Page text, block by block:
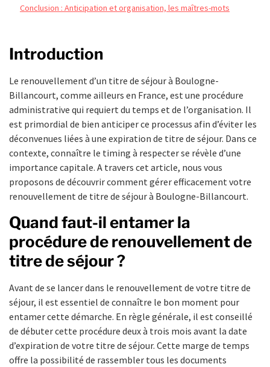
Conclusion : Anticipation et organisation, les maîtres-mots
Introduction
Le renouvellement d’un titre de séjour à Boulogne-
Billancourt, comme ailleurs en France, est une procédure
administrative qui requiert du temps et de l’organisation. Il
est primordial de bien anticiper ce processus afin d’éviter les
déconvenues liées à une expiration de titre de séjour. Dans ce
contexte, connaître le timing à respecter se révèle d’une
importance capitale. A travers cet article, nous vous
proposons de découvrir comment gérer efficacement votre
renouvellement de titre de séjour à Boulogne-Billancourt.
Quand faut-il entamer la
procédure de renouvellement de
titre de séjour ?
Avant de se lancer dans le renouvellement de votre titre de
séjour, il est essentiel de connaître le bon moment pour
entamer cette démarche. En règle générale, il est conseillé
de débuter cette procédure deux à trois mois avant la date
d’expiration de votre titre de séjour. Cette marge de temps
offre la possibilité de rassembler tous les documents